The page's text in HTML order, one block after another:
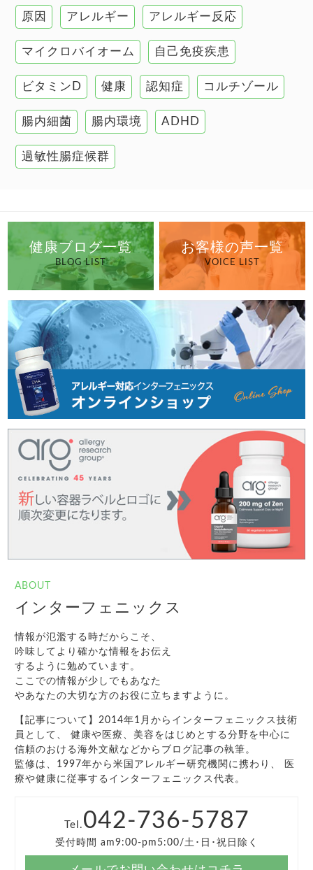
肝臓の健康
腸の健康
自己免疫疾患
高血圧
原因 アレルギー アレルギー反応
マイクロバイオーム 自己免疫疾患
ビタミンD 健康 認知症 コルチゾール
腸内細菌 腸内環境 ADHD
過敏性腸症候群
健康ブログ一覧
BLOG LIST
お客様の声一覧
VOICE LIST
ABOUT
インターフェニックス
情報が氾濫する時だからこそ、
吟味してより確かな情報をお伝え
するように勉めています。
ここでの情報が少しでもあなた
やあなたの大切な方のお役に立ちますように。
【記事について】2014年1月からインターフェニックス技術
員として、 健康や医療、美容をはじめとする分野を中心に
信頼のおける海外文献などからブログ記事の執筆。
監修は、1997年から米国アレルギー研究機関に携わり、 医
療や健康に従事するインターフェニックス代表。
Tel. 042-736-5787
受付時間 am9:00-pm5:00/土･日･祝日除く